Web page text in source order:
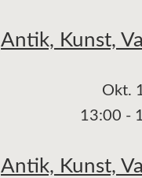
Antik, Kunst,
Okt.
13:00 -
Antik, Kunst,